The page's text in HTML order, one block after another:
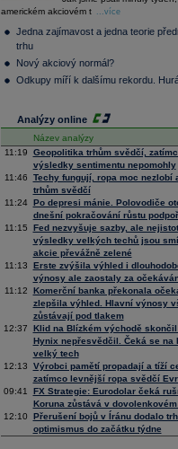
Composite
36 145,83 0,96
Tecdax
Performance
index
3 962,18
americkém akciovém t
...více
Jedna zajímavost a jedna teorie
trhu
Nový akciový normál?
Odkupy míří k dalšímu rekordu.
Analýzy online
Název analýzy
11:19
Geopolitika trhům svědčí,
výsledky sentimentu nepomohly
11:46
Techy fungují, ropa moc nezlobí
trhům svědčí
11:24
Po depresi mánie. Polovodiče
dnešní pokračování růstu
11:15
Fed nezvyšuje sazby, ale
výsledky velkých techů jsou
akcie převážně zelené
11:13
Erste zvýšila výhled i
výnosy ale zaostaly za
11:12
Komerční banka překonala
zlepšila výhled. Hlavní výnosy
zůstávají pod tlakem
12:37
Klid na Blízkém východě skončil
Hynix nepřesvědčil. Čeká se na
velký tech
12:13
Výrobci pamětí propadají a tíží
zatímco levnější ropa svědčí
09:41
FX Strategie: Eurodolar čeká
Koruna zůstává v
12:10
Přerušení bojů v Íránu dodalo
optimismus do začátku týdne